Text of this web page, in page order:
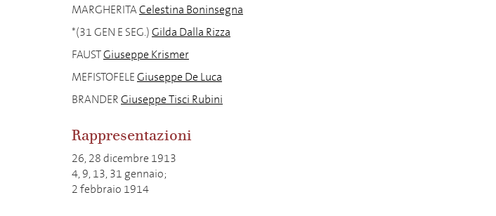
MARGHERITACelestina Boninsegna
*(31 GEN E SEG.)Gilda Dalla Rizza
FAUSTGiuseppe Krismer
MEFISTOFELEGiuseppe De Luca
BRANDERGiuseppe Tisci Rubini
Rappresentazioni
26, 28 dicembre 1913
4, 9, 13, 31 gennaio;
2 febbraio 1914